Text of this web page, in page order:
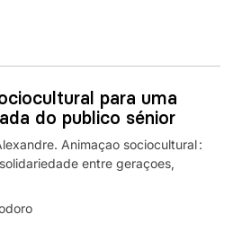
para uma
do publico sénior
Animaçao sociocultural :
entre geraçoes,